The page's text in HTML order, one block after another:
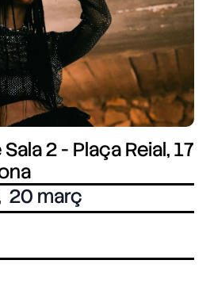
2 - Plaça Reial, 17
20 març